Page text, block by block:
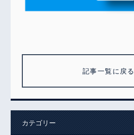
記事一覧に戻る
カテゴリー